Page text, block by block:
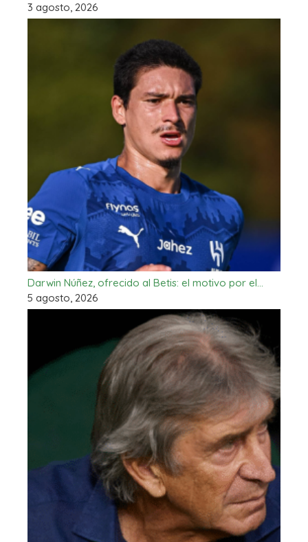
3 agosto, 2026
Darwin Núñez, ofrecido al Betis: el motivo por el…
5 agosto, 2026